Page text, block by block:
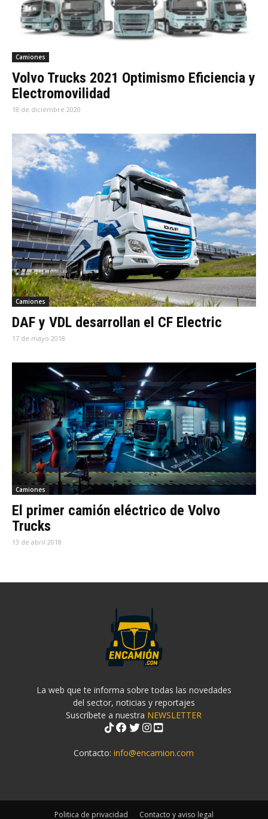
Camiones
Volvo Trucks 2021 Optimismo Eficiencia y
Electromovilidad
18 de diciembre 2020
Camiones
DAF y VDL desarrollan el CF Electric
17 de mayo 2018
Camiones
El primer camión eléctrico de Volvo
Trucks
13 de abril 2018
La web que te informa sobre todas las novedades
del sector, noticias y reportajes
Suscríbete a nuestra NEWSLETTER
Contacto:info@encamion.com
Politica de privacidad Contacto y aviso legal